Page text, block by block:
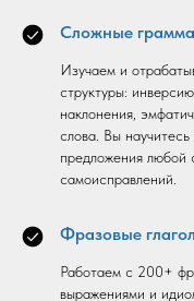
Сложные
Изучаем и
структуры:
наклонения,
слова. Вы
предложения любой
самоисправлений.
Фразовые
Работаем с 200+
выражениями и